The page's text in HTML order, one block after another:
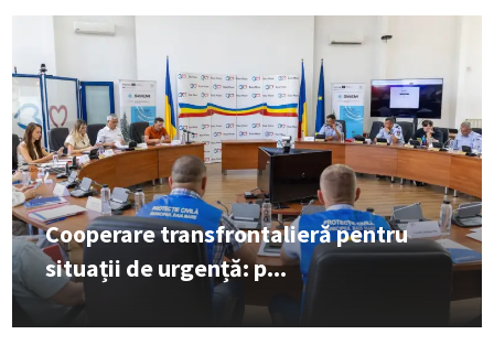
Cooperare transfrontalieră pentru
situații de urgență: p...